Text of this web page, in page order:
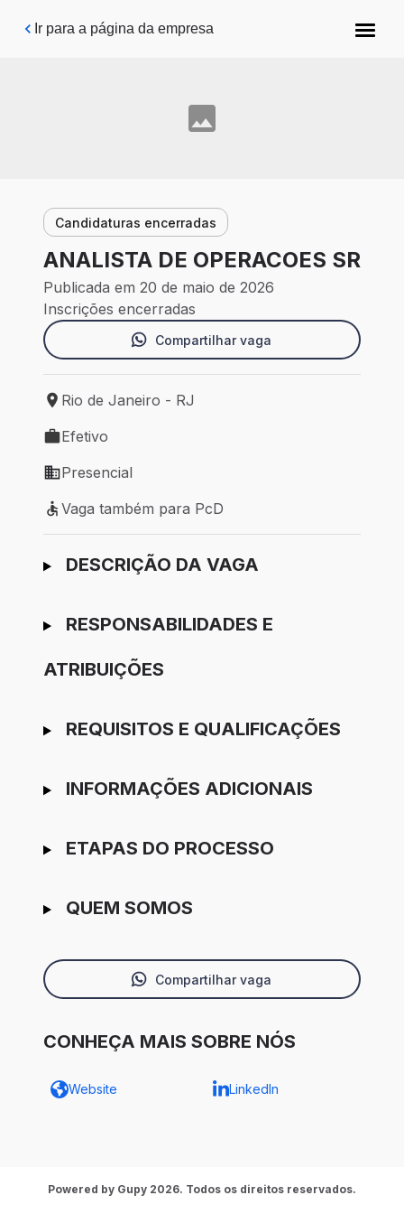
Pular para o conteúdo principal
Ir para a página da empresa
Candidaturas encerradas
ANALISTA DE OPERACOES SR
Publicada em 20 de maio de 2026
Inscrições encerradas
Compartilhar vaga
Local de trabalho: Rio de Janeiro - RJ
Rio de Janeiro - RJ
Tipo de vaga: Efetivo
Efetivo
Modelo de trabalho: Presencial
Presencial
Vaga também para PcD
Vaga também para PcD
Ir para candidatura
DESCRIÇÃO DA VAGA
RESPONSABILIDADES E
ATRIBUIÇÕES
REQUISITOS E QUALIFICAÇÕES
INFORMAÇÕES ADICIONAIS
ETAPAS DO PROCESSO
QUEM SOMOS
Compartilhar vaga
CONHEÇA MAIS SOBRE NÓS
Website LinkedIn
Powered by Gupy 2026. Todos os direitos reservados.